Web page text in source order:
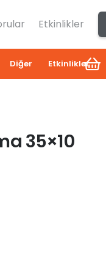
Etkinlikler
Diğer Etkinlikler
35×10